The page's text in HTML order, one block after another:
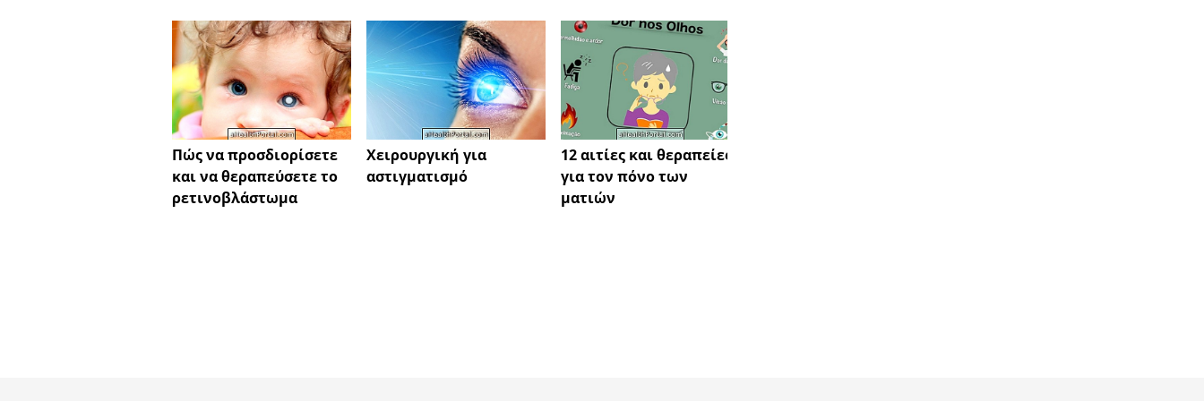
Πώς να προσδιορίσετε
και να θεραπεύσετε το
ρετινοβλάστωμα
Χειρουργική για
αστιγματισμό
12 αιτίες και θεραπείες
για τον πόνο των
ματιών